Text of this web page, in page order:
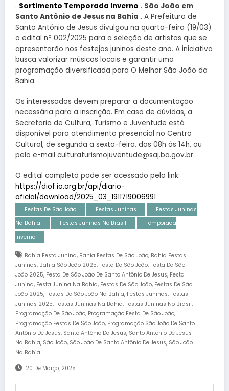
. Sortimento Temporada Inverno . São João em
Santo Antônio de Jesus na Bahia . A Prefeitura de
Santo Antônio de Jesus divulgou na quarta-feira (19/03)
o edital nº 002/2025 para a seleção de artistas que se
apresentarão nos festejos juninos deste ano. A iniciativa
busca valorizar músicos locais e garantir uma
programação diversificada para O Melhor São João da
Bahia.
Os interessados devem preparar a documentação
necessária para a inscrição. Em caso de dúvidas, a
Secretaria de Cultura, Turismo e Juventude está
disponível para atendimento presencial no Centro
Cultural, de segunda a sexta-feira, das 08h às 14h, ou
pelo e-mail culturaturismojuventude@saj.ba.gov.br.
O edital completo pode ser acessado pelo link:
https://diof.io.org.br/api/diario-
oficial/download/2025_03_1911719006991
Festas De São João Festas Juninas
Festas Juninas
Na Bahia
Festas Juninas No Brasil
Temporada
Inverno
Bahia Festa Junina, Bahia Festas De São João, Bahia Festas
Juninas, Bahia São João 2025, Festa De São João, Festa De São
João 2025, Festa De São João De Santo Antônio De Jesus, Festa
Junina, Festa Junina Na Bahia, Festas De São João, Festas De São
João 2025, Festas De São João Na Bahia, Festas Juninas, Festas
Juninas 2025, Festas Juninas Na Bahia, Festas Juninas No Brasil,
Programação De São João, Programação Festa De São João,
Programação Festas De São João, Programação São João De Santo
Antônio De Jesus, Santo Antônio De Jesus, Santo Antônio De Jesus
Na Bahia, São João, São João De Santo Antônio De Jesus, São João
Na Bahia
20 De Março, 2025